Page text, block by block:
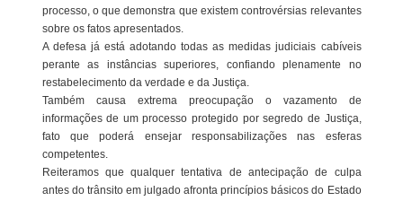
processo, o que demonstra que existem controvérsias relevantes
sobre os fatos apresentados.
A defesa já está adotando todas as medidas judiciais cabíveis
perante as instâncias superiores, confiando plenamente no
restabelecimento da verdade e da Justiça.
Também causa extrema preocupação o vazamento de
informações de um processo protegido por segredo de Justiça,
fato que poderá ensejar responsabilizações nas esferas
competentes.
Reiteramos que qualquer tentativa de antecipação de culpa
antes do trânsito em julgado afronta princípios básicos do Estado